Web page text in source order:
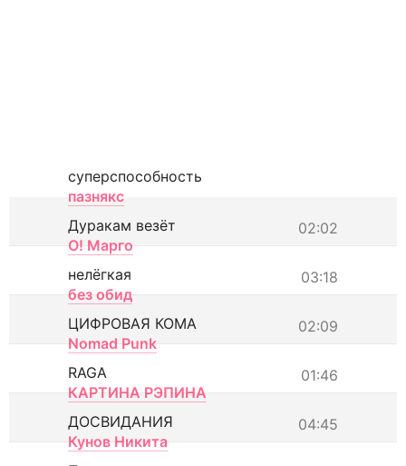
суперспособность
пазнякс
02:02
Дуракам везёт
О! Марго
03:18
нелёгкая
без обид
02:09
ЦИФРОВАЯ КОМА
Nomad Punk
01:46
RAGA
КАРТИНА РЭПИНА
04:45
ДОСВИДАНИЯ
Кунов Никита